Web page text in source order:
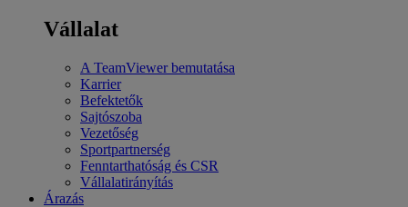
Vállalat
A TeamViewer bemutatása
Karrier
Befektetők
Sajtószoba
Vezetőség
Sportpartnerség
Fenntarthatóság és CSR
Vállalatirányítás
Árazás